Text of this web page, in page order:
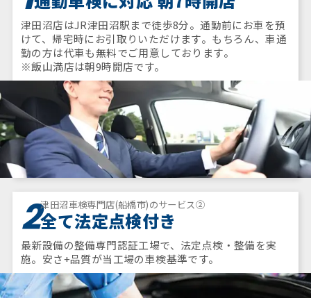
津田沼店はJR津田沼駅まで徒歩8分。通勤前にお車を預
けて、帰宅時にお引取りいただけます。もちろん、車通
勤の方は代車も無料でご用意しております。
※飯山満店は朝9時開店です。
2津田沼車検専門店(船橋市)のサービス②
全て法定点検付き
最新設備の整備専門認証工場で、法定点検・整備を実
施。安さ+品質が当工場の車検基準です。